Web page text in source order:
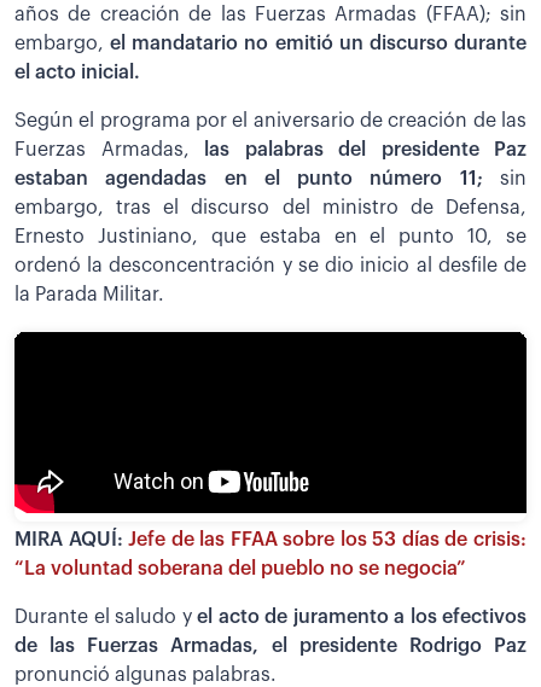
años de creación de las Fuerzas Armadas (FFAA); sin
embargo,el mandatario no emitió un discurso durante
el acto inicial.
Según el programa por el aniversario de creación de las
Fuerzas Armadas,
las palabras del presidente Paz
estaban agendadas en el punto número 11; sin
embargo, tras el discurso del ministro de Defensa,
Ernesto Justiniano, que estaba en el punto 10, se
ordenó la desconcentración y se dio inicio al desfile de
la Parada Militar.
MIRA AQUÍ:Jefe de las FFAA sobre los 53 días de crisis:
“La voluntad soberana del pueblo no se negocia”
Durante el saludo yel acto de juramento a los efectivos
de las Fuerzas Armadas, el presidente Rodrigo Paz
pronunció algunas palabras.